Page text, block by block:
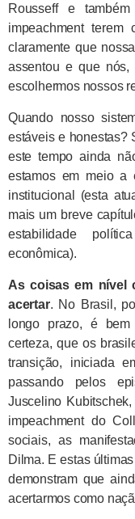
Rousseff e
impeachment terem
claramente que
assentou e que nós,
escolhermos nossos
Quando nosso
estáveis e honestas?
este tempo ainda
estamos em meio a
institucional (esta
mais um breve
estabilidade
econômica).
As coisas em nível
acertar. No Brasil,
longo prazo, é
certeza, que os
transição, iniciada
passando pelos
Juscelino
impeachment do
sociais, as
Dilma. E estas
demonstram que
acertarmos como